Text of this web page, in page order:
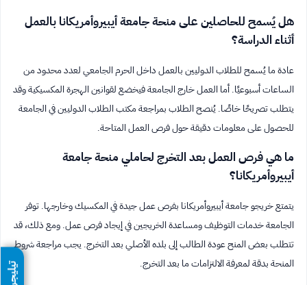
هل يُسمح للحاصلين على منحة جامعة أيبيروأمريكانا بالعمل
أثناء الدراسة؟
عادة ما يُسمح للطلاب الدوليين بالعمل داخل الحرم الجامعي لعدد محدود من
الساعات أسبوعيًا. أما العمل خارج الجامعة فيخضع لقوانين الهجرة المكسيكية وقد
يتطلب تصريحًا خاصًا. يُنصح الطلاب بمراجعة مكتب الطلاب الدوليين في الجامعة
للحصول على معلومات دقيقة حول فرص العمل المتاحة.
ما هي فرص العمل بعد التخرج لحاملي منحة جامعة
أيبيروأمريكانا؟
يتمتع خريجو جامعة أيبيروأمريكانا بفرص عمل جيدة في المكسيك وخارجها. توفر
الجامعة خدمات التوظيف ومساعدة الخريجين في إيجاد فرص عمل. ومع ذلك، قد
تتطلب بعض المنح عودة الطالب إلى بلده الأصلي بعد التخرج. يجب مراجعة شروط
المنحة بدقة لمعرفة الالتزامات ما بعد التخرج.